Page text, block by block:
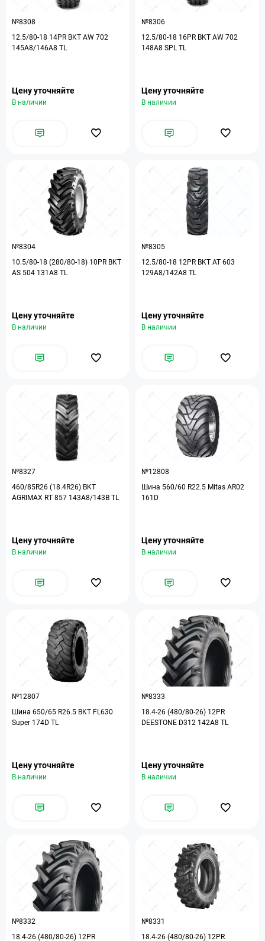
№8308
12.5/80-18 14PR BKT AW 702
145A8/146A8 TL
Цену уточняйте
В наличии
№8306
12.5/80-18 16PR BKT AW 702
148A8 SPL TL
Цену уточняйте
В наличии
№8304
10.5/80-18 (280/80-18) 10PR BKT
AS 504 131A8 TL
Цену уточняйте
В наличии
№8305
12.5/80-18 12PR BKT AT 603
129A8/142A8 TL
Цену уточняйте
В наличии
№8327
460/85R26 (18.4R26) BKT
AGRIMAX RT 857 143A8/143B TL
Цену уточняйте
В наличии
№12808
Шина 560/60 R22.5 Mitas AR02
161D
Цену уточняйте
В наличии
№12807
Шина 650/65 R26.5 BKT FL630
Super 174D TL
Цену уточняйте
В наличии
№8333
18.4-26 (480/80-26) 12PR
DEESTONE D312 142A8 TL
Цену уточняйте
В наличии
№8332
18.4-26 (480/80-26) 12PR
№8331
18.4-26 (480/80-26) 12PR